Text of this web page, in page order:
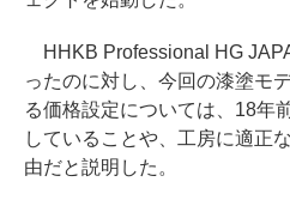
HHKB Professional HG
ったのに対し、今回の漆塗モ
る価格設定については、18年
していることや、工房に適正
由だと説明した。